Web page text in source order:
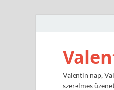
Valentin nap,
szerelmes